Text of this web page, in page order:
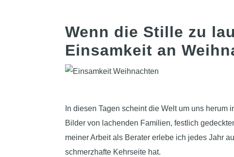
Wenn die Stille zu
Einsamkeit an
In diesen Tagen scheint die Welt um uns
Bilder von lachenden Familien, festlich
meiner Arbeit als Berater erlebe ich jedes Jahr
schmerzhafte Kehrseite hat.